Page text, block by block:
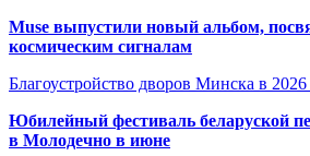
Muse выпустили новый альбом,
космическим сигналам
Благоустройство дворов Минска в 2026
Юбилейный фестиваль беларуской
в Молодечно в июне